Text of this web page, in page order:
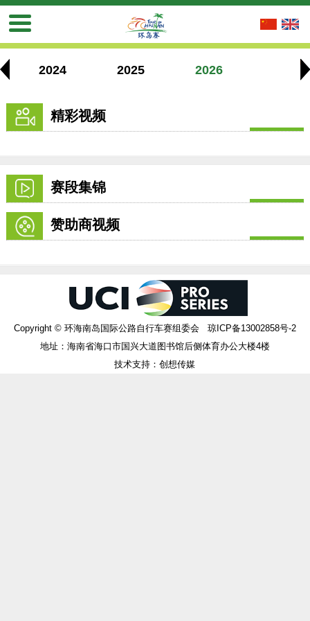
2024 2025 2026
精彩视频
赛段集锦
赞助商视频
Copyright © 环海南岛国际公路自行车赛组委会 琼ICP备13002858号-2
地址：海南省海口市国兴大道图书馆后侧体育办公大楼4楼
技术支持：创想传媒